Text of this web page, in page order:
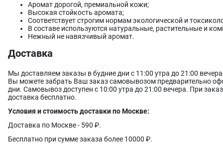
Аромат дорогой, премиальной кожи;
Высокая стойкость аромата;
Соответствует строгим нормам экологической и
В составе используются натуральные, растительные и
Нежный не навязчивый аромат.
Доставка
Мы доставляем заказы в будние дни с 11:00 утра до 21:00
Вы можете забрать Ваш заказ самовывозом предварительно
дни. Самовывоз доступен с 10:00 утра до 21:00 вечера. При
доставка бесплатно.
Условия и стоимость доставки по Москве:
Доставка по Москве - 590 ₽.
Бесплатно при сумме заказа более 10000 ₽.